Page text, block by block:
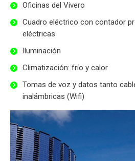
Oficinas del Vivero
Cuadro eléctrico con contador
eléctricas
Iluminación
Climatización: frío y calor
Tomas de voz y datos tanto
inalámbricas (Wifi)